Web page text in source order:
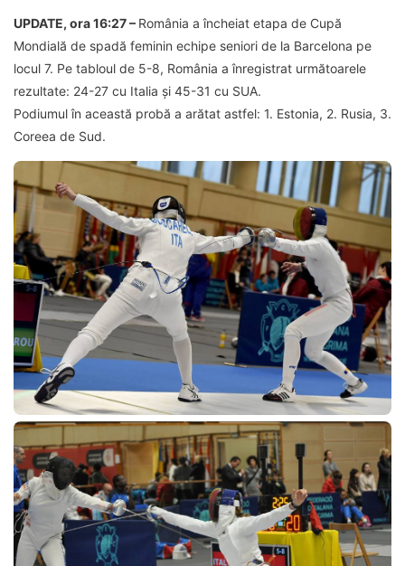
UPDATE, ora 16:27 – România a încheiat etapa de Cupă
Mondială de spadă feminin echipe seniori de la Barcelona pe
locul 7. Pe tabloul de 5-8, România a înregistrat următoarele
rezultate: 24-27 cu Italia și 45-31 cu SUA.
Podiumul în această probă a arătat astfel: 1. Estonia, 2. Rusia, 3.
Coreea de Sud.